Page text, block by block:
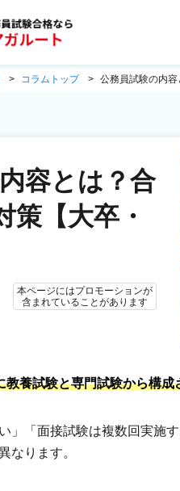
コラムトップ 公務員試験の内容
容とは？合
策【大卒・
本ページにはプロモーションが
含まれていることがあります
教養試験と専門試験から構
」「面接試験は複数回実施
なります。